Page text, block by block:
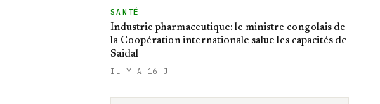
SANTÉ
Industrie pharmaceutique: le ministre congolais de
la Coopération internationale salue les capacités de
Saidal
IL Y A 16 J